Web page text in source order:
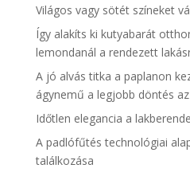
Világos vagy sötét színeket
Így alakíts ki kutyabarát
lemondanál a rendezett
A jó alvás titka a paplanon
ágynemű a legjobb döntés
Időtlen elegancia a
A padlófűtés technológiai
találkozása